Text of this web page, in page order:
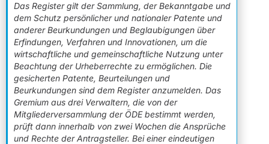
Das Register gilt der Sammlung, der Bekanntgabe und
dem Schutz persönlicher und nationaler Patente und
anderer Beurkundungen und Beglaubigungen über
Erfindungen, Verfahren und Innovationen, um die
wirtschaftliche und gemeinschaftliche Nutzung unter
Beachtung der Urheberrechte zu ermöglichen. Die
gesicherten Patente, Beurteilungen und
Beurkundungen sind dem Register anzumelden. Das
Gremium aus drei Verwaltern, die von der
Mitgliederversammlung der ÖDE bestimmt werden,
prüft dann innerhalb von zwei Wochen die Ansprüche
und Rechte der Antragsteller. Bei einer eindeutigen